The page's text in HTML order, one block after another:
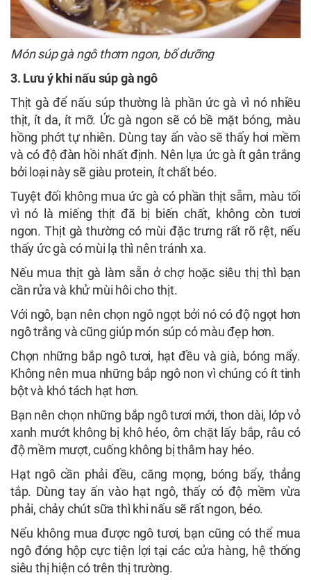
Món súp gà ngô thơm ngon, bổ dưỡng
3. Lưu ý khi nấu súp gà ngô
Thịt gà để nấu súp thường là phần ức gà vì nó nhiều
thịt, ít da, ít mỡ. Ức gà ngon sẽ có bề mặt bóng, màu
hồng phớt tự nhiên. Dùng tay ấn vào sẽ thấy hơi mềm
và có độ đàn hồi nhất định. Nên lựa ức gà ít gân trắng
bởi loại này sẽ giàu protein, ít chất béo.
Tuyệt đối không mua ức gà có phần thịt sẫm, màu tối
vì nó là miếng thịt đã bị biến chất, không còn tươi
ngon. Thịt gà thường có mùi đặc trưng rất rõ rệt, nếu
thấy ức gà có mùi lạ thì nên tránh xa.
Nếu mua thịt gà làm sẵn ở chợ hoặc siêu thị thì bạn
cần rửa và khử mùi hôi cho thịt.
Với ngô, bạn nên chọn ngô ngọt bởi nó có độ ngọt hơn
ngô trắng và cũng giúp món súp có màu đẹp hơn.
Chọn những bắp ngô tươi, hạt đều và già, bóng mẩy.
Không nên mua những bắp ngô non vì chúng có ít tinh
bột và khó tách hạt hơn.
Bạn nên chọn những bắp ngô tươi mới, thon dài, lớp vỏ
xanh mướt không bị khô héo, ôm chặt lấy bắp, râu có
độ mềm mượt, cuống không bị thâm hay héo.
Hạt ngô cần phải đều, căng mọng, bóng bẩy, thẳng
tắp. Dùng tay ấn vào hạt ngô, thấy có độ mềm vừa
phải, chảy chút sữa thì khi nấu sẽ rất ngon, béo.
Nếu không mua được ngô tươi, bạn cũng có thể mua
ngô đóng hộp cực tiện lợi tại các cửa hàng, hệ thống
siêu thị hiện có trên thị trường.